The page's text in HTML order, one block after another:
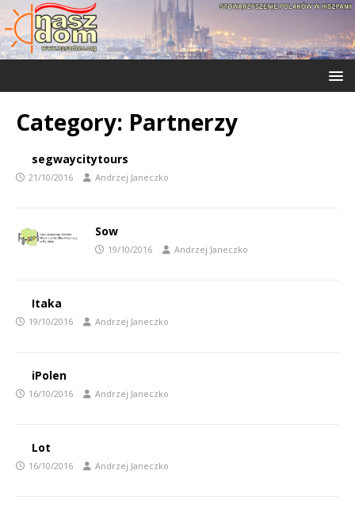
Category: Partnerzy
segwaycitytours
21/10/2016 Andrzej Janeczko
Sow
19/10/2016 Andrzej Janeczko
Itaka
19/10/2016 Andrzej Janeczko
iPolen
16/10/2016 Andrzej Janeczko
Lot
16/10/2016 Andrzej Janeczko